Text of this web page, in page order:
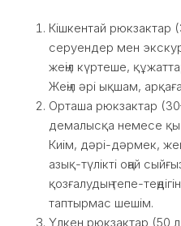
Кішкентай рюкзактар
серуендер мен
жеңіл күртеше,
Жеңіл әрі ықшам,
Орташа рюкзактар
демалысқа немесе
Киім, дәрі-дәрмек,
азық-түлікті оңай
қозғалудың тепе-
таптырмас шешім.
Үлкен рюкзактар (50